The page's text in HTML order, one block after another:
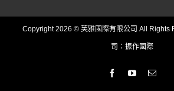
Copyright2026 © 芙雅國際有限公司 All Rights
司 ：振作國際
Facebook
YouTubeEmail